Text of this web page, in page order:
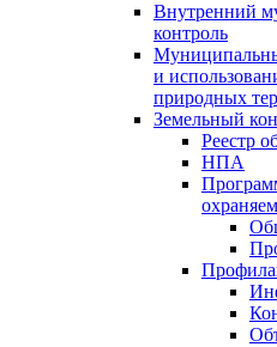
Внутренний
контроль
и
природных
Земельный
Реестр
НПА